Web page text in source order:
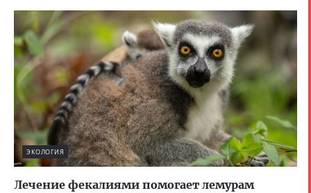
ЭКОЛОГИЯ
Лечение фекалиями помогает лемурам